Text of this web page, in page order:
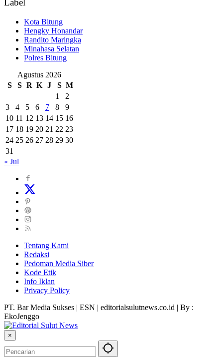
Label
Kota Bitung
Hengky Honandar
Randito Maringka
Minahasa Selatan
Polres Bitung
Agustus 2026
S
S R K J S M
1
2
3
4 5 6 7 8
9
10 11 12 13 14 15 16
17 18 19 20 21 22 23
24 25 26 27 28 29 30
31
« Jul
Tentang Kami
Redaksi
Pedoman Media Siber
Kode Etik
Info Iklan
Privacy Policy
PT. Bar Media Sukses | ESN | editorialsulutnews.co.id | By :
EkoJenggo
×